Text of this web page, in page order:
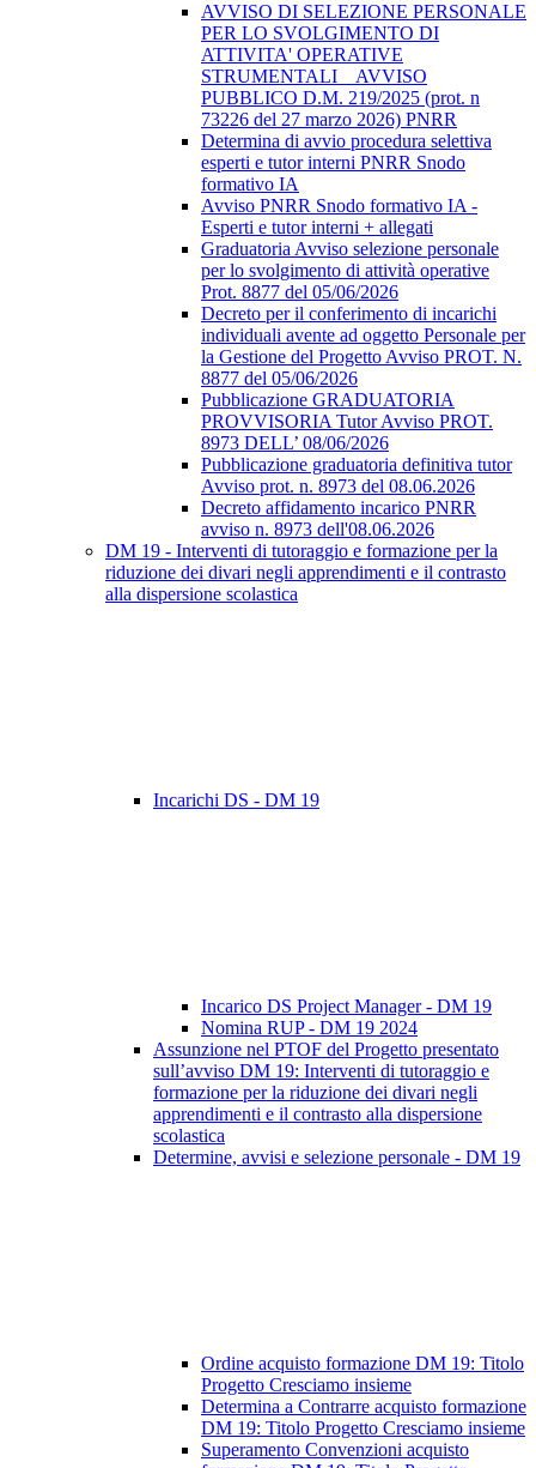
AVVISO DI SELEZIONE PERSONALE
PER LO SVOLGIMENTO DI
ATTIVITA' OPERATIVE
STRUMENTALI _ AVVISO
PUBBLICO D.M. 219/2025 (prot. n
73226 del 27 marzo 2026) PNRR
Determina di avvio procedura selettiva
esperti e tutor interni PNRR Snodo
formativo IA
Avviso PNRR Snodo formativo IA -
Esperti e tutor interni + allegati
Graduatoria Avviso selezione personale
per lo svolgimento di attività operative
Prot. 8877 del 05/06/2026
Decreto per il conferimento di incarichi
individuali avente ad oggetto Personale per
la Gestione del Progetto Avviso PROT. N.
8877 del 05/06/2026
Pubblicazione GRADUATORIA
PROVVISORIA Tutor Avviso PROT.
8973 DELL’ 08/06/2026
Pubblicazione graduatoria definitiva tutor
Avviso prot. n. 8973 del 08.06.2026
Decreto affidamento incarico PNRR
avviso n. 8973 dell'08.06.2026
DM 19 - Interventi di tutoraggio e formazione per la
riduzione dei divari negli apprendimenti e il contrasto
alla dispersione scolastica
Incarichi DS - DM 19
Incarico DS Project Manager - DM 19
Nomina RUP - DM 19 2024
Assunzione nel PTOF del Progetto presentato
sull’avviso DM 19: Interventi di tutoraggio e
formazione per la riduzione dei divari negli
apprendimenti e il contrasto alla dispersione
scolastica
Determine, avvisi e selezione personale - DM 19
Ordine acquisto formazione DM 19: Titolo
Progetto Cresciamo insieme
Determina a Contrarre acquisto formazione
DM 19: Titolo Progetto Cresciamo insieme
Superamento Convenzioni acquisto